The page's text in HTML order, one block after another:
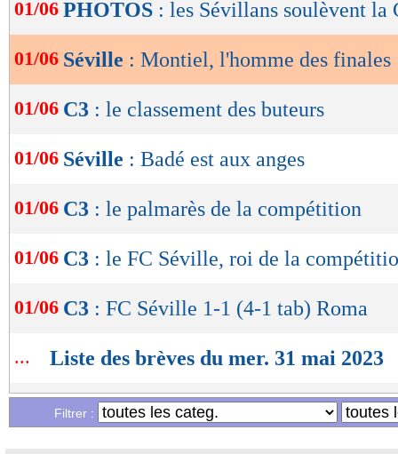
de
OK
01/06 PHOTOS : les Sévillans soulèvent la
01/06 Séville : Montiel, l'homme des finales
01/06 C3 : le classement des buteurs
01/06 Séville : Badé est aux anges
01/06 C3 : le palmarès de la compétition
01/06 C3 : le FC Séville, roi de la
01/06 C3 : FC Séville 1-1 (4-1 tab) Roma
... Liste des brèves du mer. 31 mai 2023
Liste des brèves du mar. 30 mai 2023
Filtrer :